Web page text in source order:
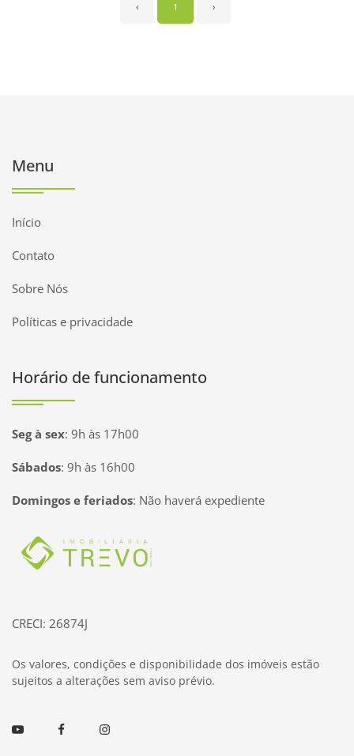
‹ 1 ›
Menu
Início
Contato
Sobre Nós
Políticas e privacidade
Horário de funcionamento
Seg à sex: 9h às 17h00
Sábados: 9h às 16h00
Domingos e feriados: Não haverá expediente
Página inicial
CRECI: 26874J
Os valores, condições e disponibilidade dos imóveis estão
sujeitos a alterações sem aviso prévio.
Youtube FacebookInstagram